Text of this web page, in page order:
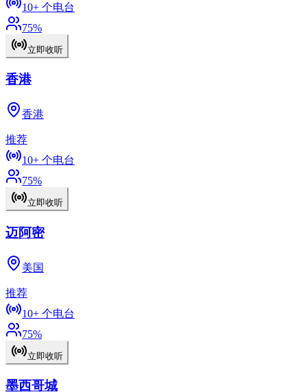
10+ 个电台
75%
立即收听
香港
香港
推荐
10+ 个电台
75%
立即收听
迈阿密
美国
推荐
10+ 个电台
75%
立即收听
墨西哥城